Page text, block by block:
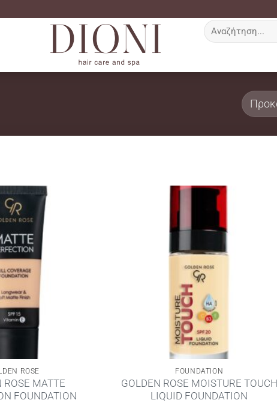
Αναζήτηση
για:
ROSE
ROSE MATTE
FOUNDATION
FOUNDATION
GOLDEN ROSE MOISTURE TOUCH
LIQUID FOUNDATION